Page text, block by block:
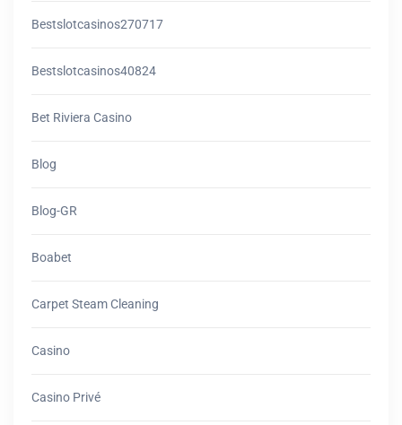
Bestslotcasinos270717
Bestslotcasinos40824
Bet Riviera Casino
Blog
Blog-GR
Boabet
Carpet Steam Cleaning
Casino
Casino Privé